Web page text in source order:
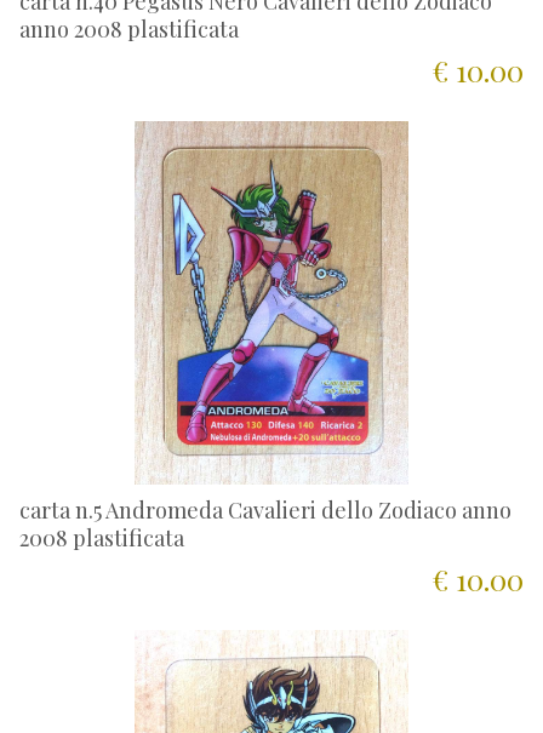
anno 2008 plastificata
€ 10.00
carta n.5 Andromeda Cavalieri dello Zodiaco anno
2008 plastificata
€ 10.00